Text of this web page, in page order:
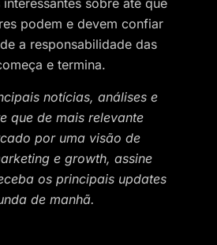
sobre até que
podem e devem confiar
a responsabilidade das
e termina.
notícias, análises e
que de mais relevante
por uma visão de
e growth, assine
os principais updates
de manhã.